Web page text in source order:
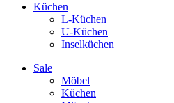
Küchen
L-Küchen
U-Küchen
Inselküchen
Sale
Möbel
Küchen